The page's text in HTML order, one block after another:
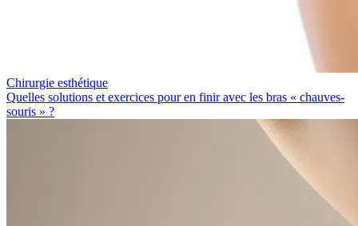
Chirurgie esthétique
Quelles solutions et exercices pour en finir avec les bras « chauves-
souris » ?